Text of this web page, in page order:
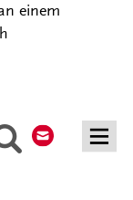
Suche
einem